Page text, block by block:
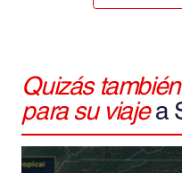
Quizás
para su viajea